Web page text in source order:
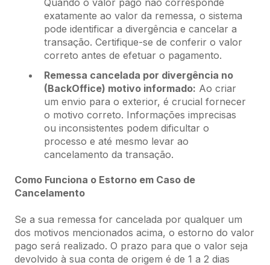
exatamente ao valor da remessa, o sistema
pode identificar a divergência e cancelar a
transação. Certifique-se de conferir o valor
correto antes de efetuar o pagamento.
Remessa cancelada por divergência no
(BackOffice) motivo informado: Ao criar
um envio para o exterior, é crucial fornecer
o motivo correto. Informações imprecisas
ou inconsistentes podem dificultar o
processo e até mesmo levar ao
cancelamento da transação.
Como Funciona o Estorno em Caso de
Cancelamento
Se a sua remessa for cancelada por qualquer um
dos motivos mencionados acima, o estorno do valor
pago será realizado. O prazo para que o valor seja
devolvido à sua conta de origem é de 1 a 2 dias